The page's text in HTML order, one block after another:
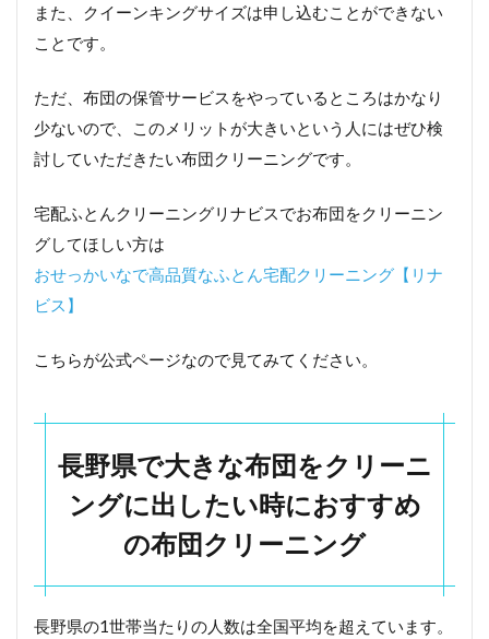
また、クイーンキングサイズは申し込むことができない
ことです。
ただ、布団の保管サービスをやっているところはかなり
少ないので、このメリットが大きいという人にはぜひ検
討していただきたい布団クリーニングです。
宅配ふとんクリーニングリナビスでお布団をクリーニン
グしてほしい方は
おせっかいなで高品質なふとん宅配クリーニング【リナ
ビス】
こちらが公式ページなので見てみてください。
長野県で大きな布団をクリーニ
ングに出したい時におすすめ
の布団クリーニング
長野県の1世帯当たりの人数は全国平均を超えています。